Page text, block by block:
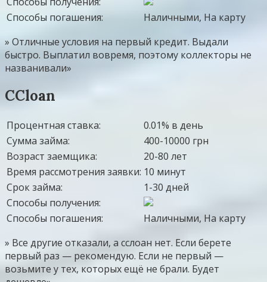
Способы погашения:
Наличными, На карту
» Отличные условия на первый кредит. Выдали
быстро. Выплатил вовремя, поэтому коллекторы не
названивали»
CCloan
Процентная ставка:
0.01% в день
Сумма займа:
400-10000 грн
Возраст заемщика:
20-80 лет
Время рассмотрения заявки: 10 минут
Срок займа:
1-30 дней
Способы получения:
Способы погашения:
Наличными, На карту
» Все другие отказали, а сслоан нет. Если берете
первый раз — рекомендую. Если не первый —
возьмите у тех, которых ещё не брали. Будет